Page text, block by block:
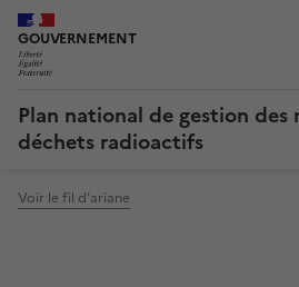
GOUVERNEMENT
LIBERTÉ, ÉGALITÉ, FRATERNITÉ
Plan national de gestion des
déchets radioactifs
Voir le fil d’ariane